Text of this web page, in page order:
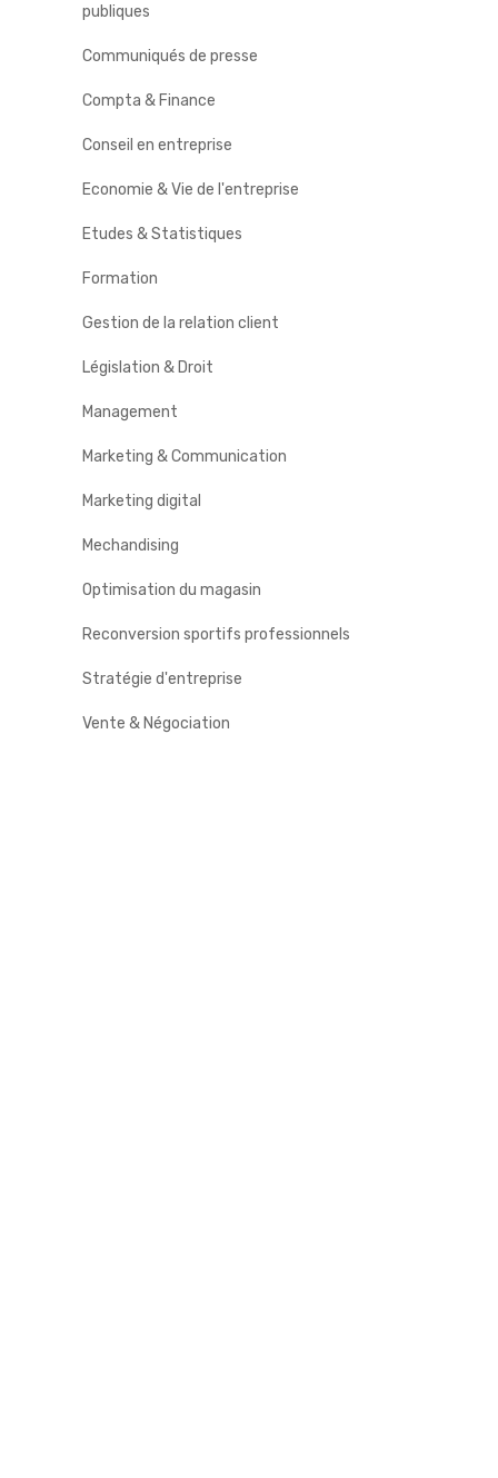
publiques
Communiqués de presse
Compta & Finance
Conseil en entreprise
Economie & Vie de l'entreprise
Etudes & Statistiques
Formation
Gestion de la relation client
Législation & Droit
Management
Marketing & Communication
Marketing digital
Mechandising
Optimisation du magasin
Reconversion sportifs professionnels
Stratégie d'entreprise
Vente & Négociation